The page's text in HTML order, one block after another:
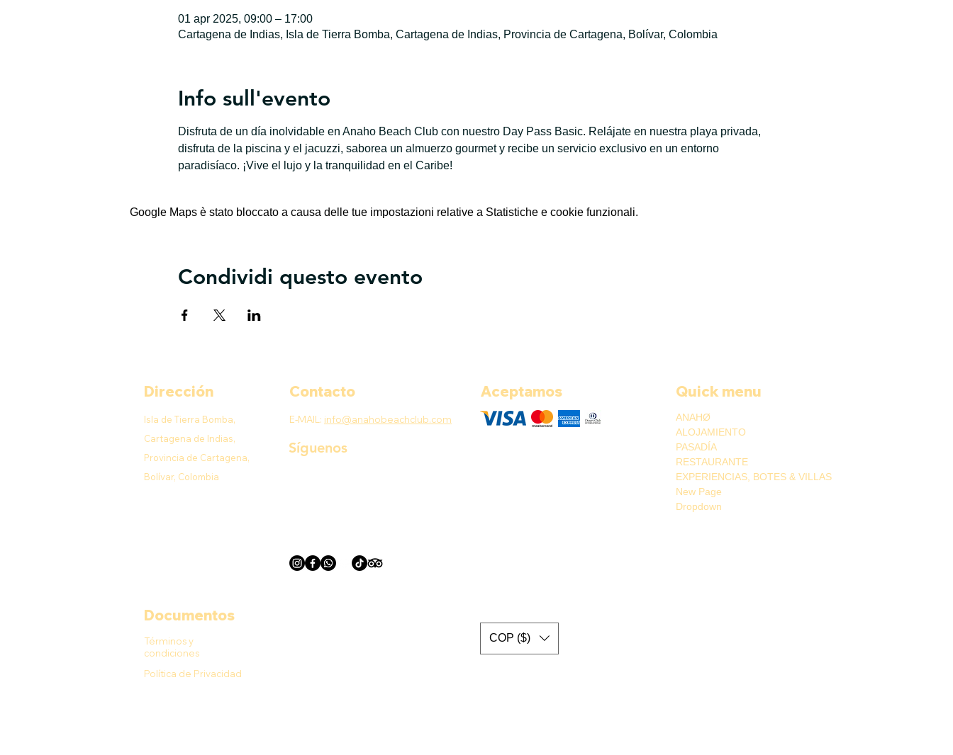
01 apr 2025, 09:00 – 17:00
Cartagena de Indias, Isla de Tierra Bomba, Cartagena de Indias, Provincia de Cartagena, Bolívar, Colombia
Info sull'evento
Disfruta de un día inolvidable en Anaho Beach Club con nuestro Day Pass Basic. Relájate en nuestra playa privada,
disfruta de la piscina y el jacuzzi, saborea un almuerzo gourmet y recibe un servicio exclusivo en un entorno
paradisíaco. ¡Vive el lujo y la tranquilidad en el Caribe!
Google Maps è stato bloccato a causa delle tue impostazioni relative a Statistiche e cookie funzionali.
Condividi questo evento
Dirección
Isla de Tierra Bomba,
Cartagena de Indias,
Provincia de Cartagena,
Bolívar, Colombia
Contacto
E-MAIL: info@anahobeachclub.com
Síguenos
Aceptamos Quick menu
ANAHØ
ALOJAMIENTO
PASADÍA
RESTAURANTE
EXPERIENCIAS, BOTES & VILLAS
New Page
Dropdown
Documentos
Términos y
condiciones
COP ($)
Política de Privacidad